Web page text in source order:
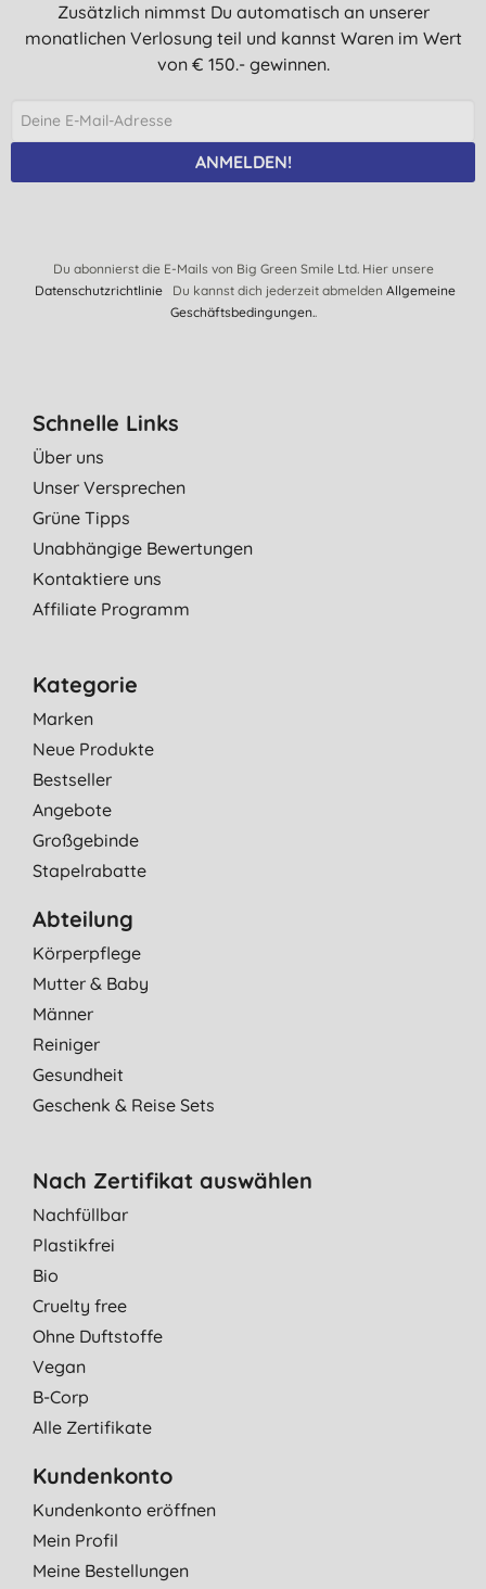
Zusätzlich nimmst Du automatisch an unserer
monatlichen Verlosung teil und kannst Waren im Wert
von € 150.- gewinnen.
ANMELDEN!
Du abonnierst die E-Mails von Big Green Smile Ltd. Hier unsere
DatenschutzrichtlinieDu kannst dich jederzeit abmelden Allgemeine
Geschäftsbedingungen..
Schnelle Links
Über uns
Unser Versprechen
Grüne Tipps
Unabhängige Bewertungen
Kontaktiere uns
Affiliate Programm
Kategorie
Marken
Neue Produkte
Bestseller
Angebote
Großgebinde
Stapelrabatte
Abteilung
Körperpflege
Mutter & Baby
Männer
Reiniger
Gesundheit
Geschenk & Reise Sets
Nach Zertifikat auswählen
Nachfüllbar
Plastikfrei
Bio
Cruelty free
Ohne Duftstoffe
Vegan
B-Corp
Alle Zertifikate
Kundenkonto
Kundenkonto eröffnen
Mein Profil
Meine Bestellungen